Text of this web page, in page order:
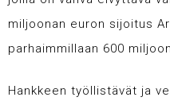
miljoonan euron sijoitus
parhaimmillaan 600
Hankkeen työllistävät ja